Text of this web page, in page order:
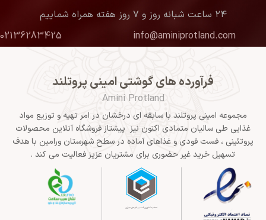
۲۴ ساعت شبانه روز و ۷ روز هفته همراه شماییم
info@aminiprotland.com
02136283425
فرآورده های گوشتی امینی پروتلند
Amini Protland
مجموعه امینی پروتلند با سابقه ای درخشان در امر تهیه و توزیع مواد
غذایی طی سالیان متمادی اکنون نیز پیشتاز فروشگاه آنلاین محصولات
پروتئینی ، فست فودی و غذاهای آماده در سطح شهرستان ورامین با هدف
تسهیل خرید غیر حضوری برای مشتریان عزیز فعالیت می کند .